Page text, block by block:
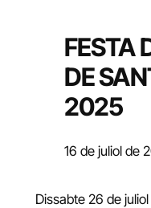
FESTA
DE
2025
16 de juliol de
Dissabte 26 de